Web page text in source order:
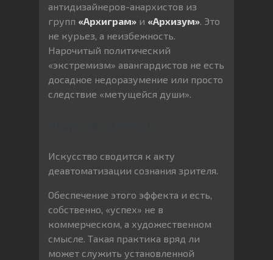
антидизайнеров-анархистов из
групп «Архиграм» и «Архизум». Это
не курьез, а неизбежность.
Нарочитый политический
«экстремизм» авангардистов не есть
досадное недоразумение или просто
следствие «метущейся души».
Искусство сводится к акту
деавтоматизации сознания зрителя.
Обеспечение этого эффекта и есть,
собственно, «успех» не в
коммерческом, а художественном
смысле. Такая практика вряд ли
может служить установленной